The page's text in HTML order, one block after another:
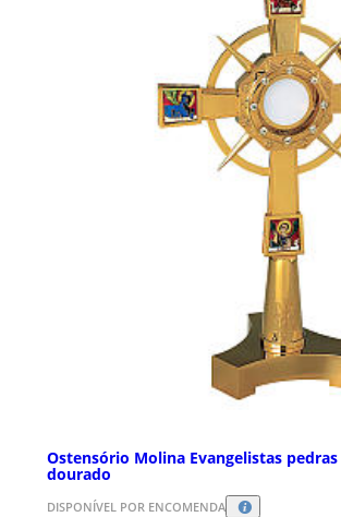
Ostensório Molina Evangelistas pedras
dourado
DISPONÍVEL POR ENCOMENDA